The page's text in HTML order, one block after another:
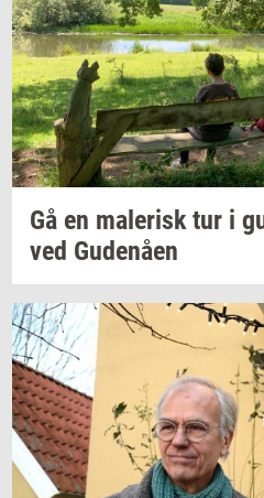
Gå en ma­le­risktur i
ved Gu­denå­en